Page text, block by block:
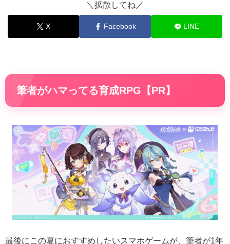
＼拡散してね／
X Facebook LINE
筆者がハマってる育成RPG【PR】
最後にこの夏におすすめしたいスマホゲームが、筆者が1年